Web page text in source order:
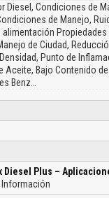
Diesel, Condiciones de
de Manejo,
Propiedades
de Ciudad,
Punto de
Bajo Contenido
Benz…
Plus –
Información